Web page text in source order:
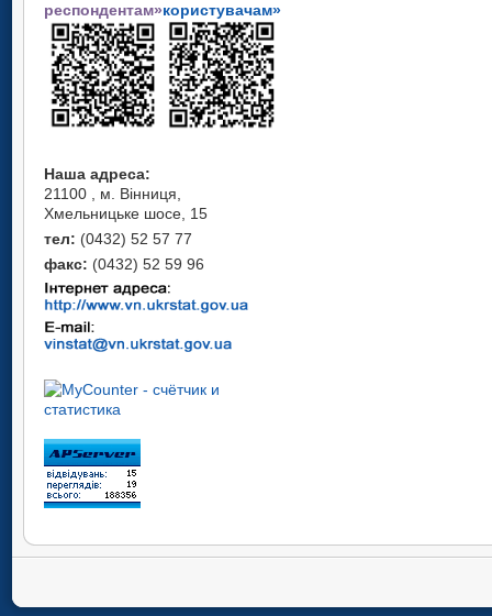
респондентам»користувачам»
Наша адреса:
21100 , м. Вінниця,
Хмельницьке шосе, 15
тел: (0432) 52 57 77
факс: (0432) 52 59 96